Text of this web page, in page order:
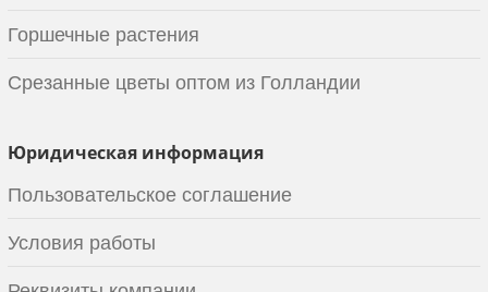
Горшечные растения
Срезанные цветы оптом из Голландии
Юридическая информация
Пользовательское соглашение
Условия работы